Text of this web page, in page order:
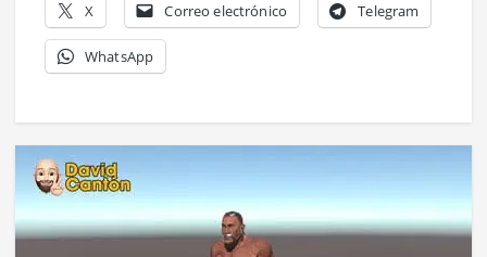
X Correo electrónico Telegram
WhatsApp